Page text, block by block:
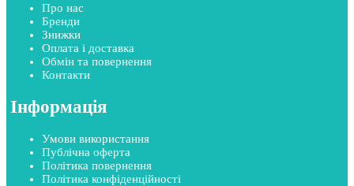
Про нас
Бренди
Знижки
Оплата і доставка
Обмін та повернення
Контакти
Інформація
Умови використання
Публічна оферта
Політика повернення
Політика конфіденційності